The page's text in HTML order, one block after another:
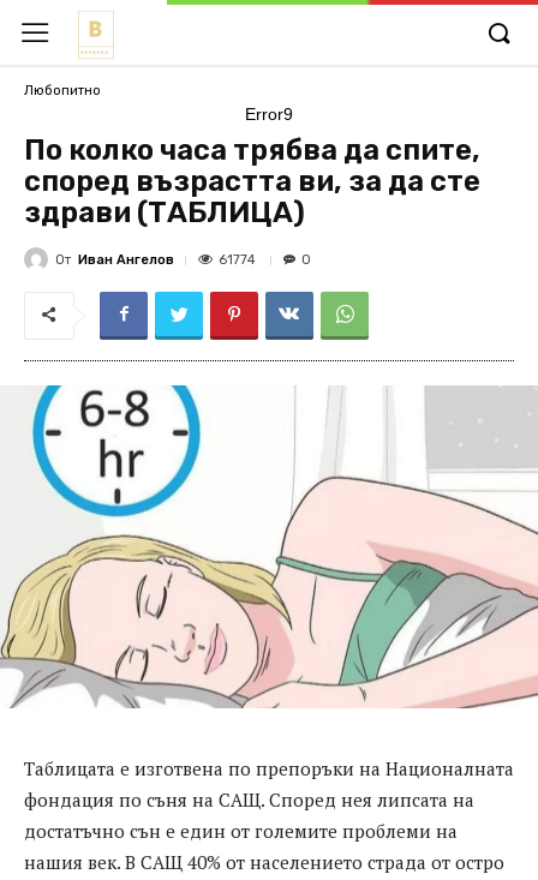
Любопитно
Error9
По колко часа трябва да спите,
според възрастта ви, за да сте
здрави (ТАБЛИЦА)
От Иван Ангелов 61774 0
Таблицата е изготвена по препоръки на Националната
фондация по съня на САЩ. Според нея липсата на
достатъчно сън е един от големите проблеми на
нашия век. В САЩ 40% от населението страда от остро